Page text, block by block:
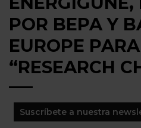
POR BEPA Y
EUROPE
“RESEARCH
Suscríbete a nuestra